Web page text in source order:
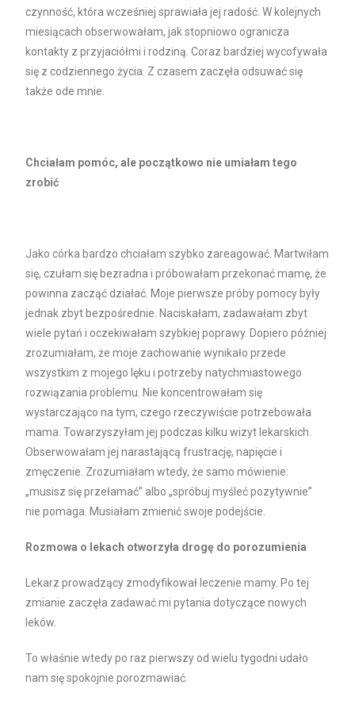
czynność, która wcześniej sprawiała jej radość. W kolejnych
miesiącach obserwowałam, jak stopniowo ogranicza
kontakty z przyjaciółmi i rodziną. Coraz bardziej wycofywała
się z codziennego życia. Z czasem zaczęła odsuwać się
także ode mnie.
Chciałam pomóc, ale początkowo nie umiałam tego
zrobić
Jako córka bardzo chciałam szybko zareagować. Martwiłam
się, czułam się bezradna i próbowałam przekonać mamę, że
powinna zacząć działać. Moje pierwsze próby pomocy były
jednak zbyt bezpośrednie. Naciskałam, zadawałam zbyt
wiele pytań i oczekiwałam szybkiej poprawy. Dopiero później
zrozumiałam, że moje zachowanie wynikało przede
wszystkim z mojego lęku i potrzeby natychmiastowego
rozwiązania problemu. Nie koncentrowałam się
wystarczająco na tym, czego rzeczywiście potrzebowała
mama. Towarzyszyłam jej podczas kilku wizyt lekarskich.
Obserwowałam jej narastającą frustrację, napięcie i
zmęczenie. Zrozumiałam wtedy, że samo mówienie:
„musisz się przełamać” albo „spróbuj myśleć pozytywnie”
nie pomaga. Musiałam zmienić swoje podejście.
Rozmowa o lekach otworzyła drogę do porozumienia
Lekarz prowadzący zmodyfikował leczenie mamy. Po tej
zmianie zaczęła zadawać mi pytania dotyczące nowych
leków.
To właśnie wtedy po raz pierwszy od wielu tygodni udało
nam się spokojnie porozmawiać.